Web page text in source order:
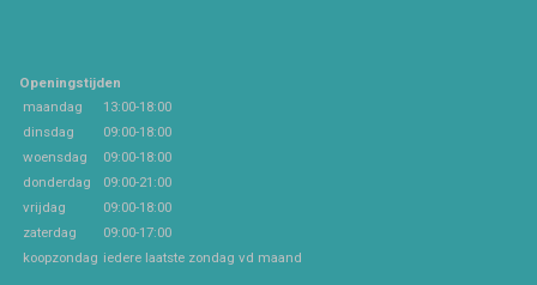
Openingstijden
maandag
13:00-18:00
dinsdag
09:00-18:00
woensdag
09:00-18:00
donderdag
09:00-21:00
vrijdag
09:00-18:00
zaterdag
09:00-17:00
koopzondag iedere laatste zondag vd maand